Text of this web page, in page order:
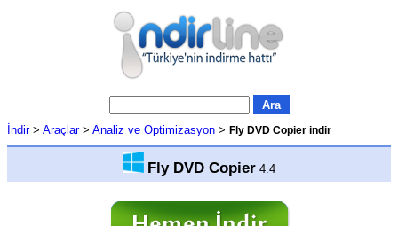
İndir> Araçlar> Analiz ve Optimizasyon > Fly DVD Copier indir
Fly DVD Copier 4.4